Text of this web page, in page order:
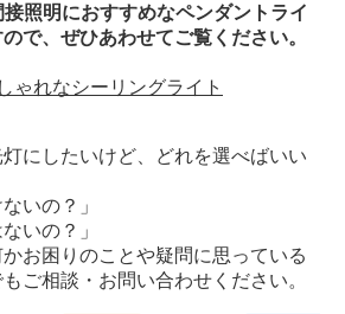
照明におすすめなペンダントライ
で、ぜひあわせてご覧ください。
ゃれなシーリングライト
灯にしたいけど、どれを選べばいい
いの？」
いの？」
お困りのことや疑問に思っている
ご相談・お問い合わせください。